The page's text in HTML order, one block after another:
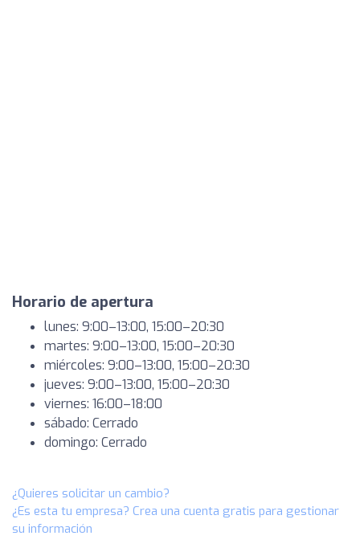
Horario de apertura
lunes: 9:00–13:00, 15:00–20:30
martes: 9:00–13:00, 15:00–20:30
miércoles: 9:00–13:00, 15:00–20:30
jueves: 9:00–13:00, 15:00–20:30
viernes: 16:00–18:00
sábado: Cerrado
domingo: Cerrado
¿Quieres solicitar un cambio?
¿Es esta tu empresa? Crea una cuenta gratis para gestionar
su información